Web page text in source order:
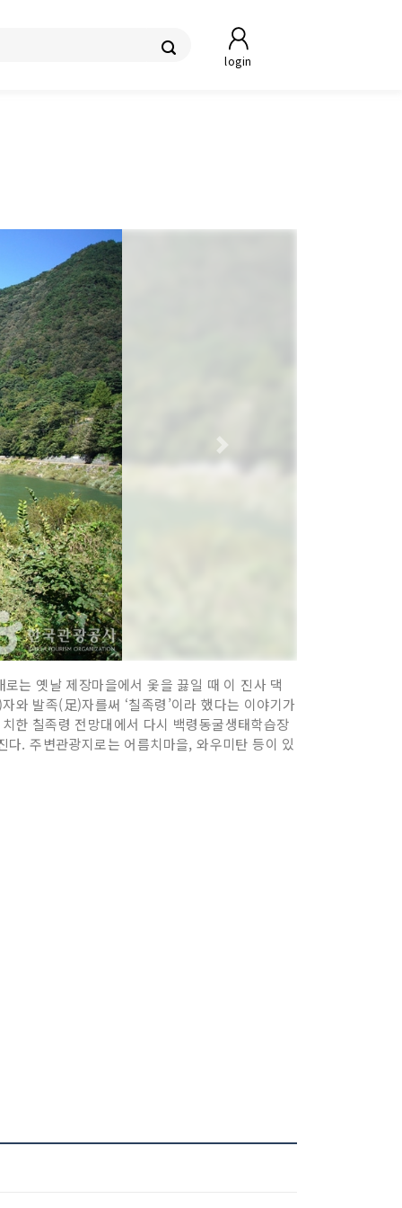
login
는 옛날 제장마을에서 옻을 끓일 때 이 진사 댁
와 발족(足)자를써 ‘칠족령’이라 했다는 이야기가
한 칠족령 전망대에서 다시 백령동굴생태학습장
. 주변관광지로는 어름치마을, 와우미탄 등이 있